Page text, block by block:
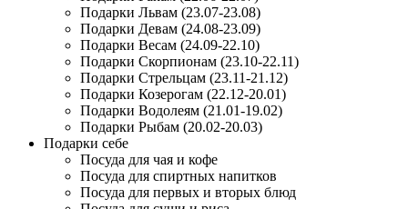
Подарки Львам (23.07-23.08)
Подарки Девам (24.08-23.09)
Подарки Весам (24.09-22.10)
Подарки Скорпионам (23.10-22.11)
Подарки Стрельцам (23.11-21.12)
Подарки Козерогам (22.12-20.01)
Подарки Водолеям (21.01-19.02)
Подарки Рыбам (20.02-20.03)
Подарки себе
Посуда для чая и кофе
Посуда для спиртных напитков
Посуда для первых и вторых блюд